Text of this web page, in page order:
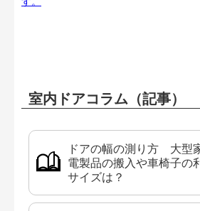
室内ドアコラム（記事）
ドアの幅の測り方 大型
電製品の搬入や車椅子の
サイズは？